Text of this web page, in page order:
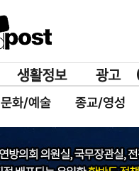
문화/예술 종교/영성